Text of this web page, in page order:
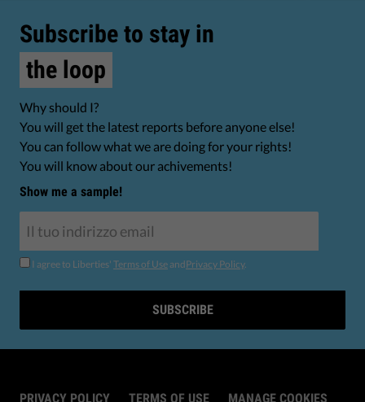
Subscribe to stay in
the loop
Why should I?
You will get the latest reports before anyone else!
You can follow what we are doing for your rights!
You will know about our achivements!
Show me a sample!
I agree to Liberties' Terms of Use andPrivacy Policy.
SUBSCRIBE
PRIVACY POLICY TERMS OF USE MANAGE COOKIES